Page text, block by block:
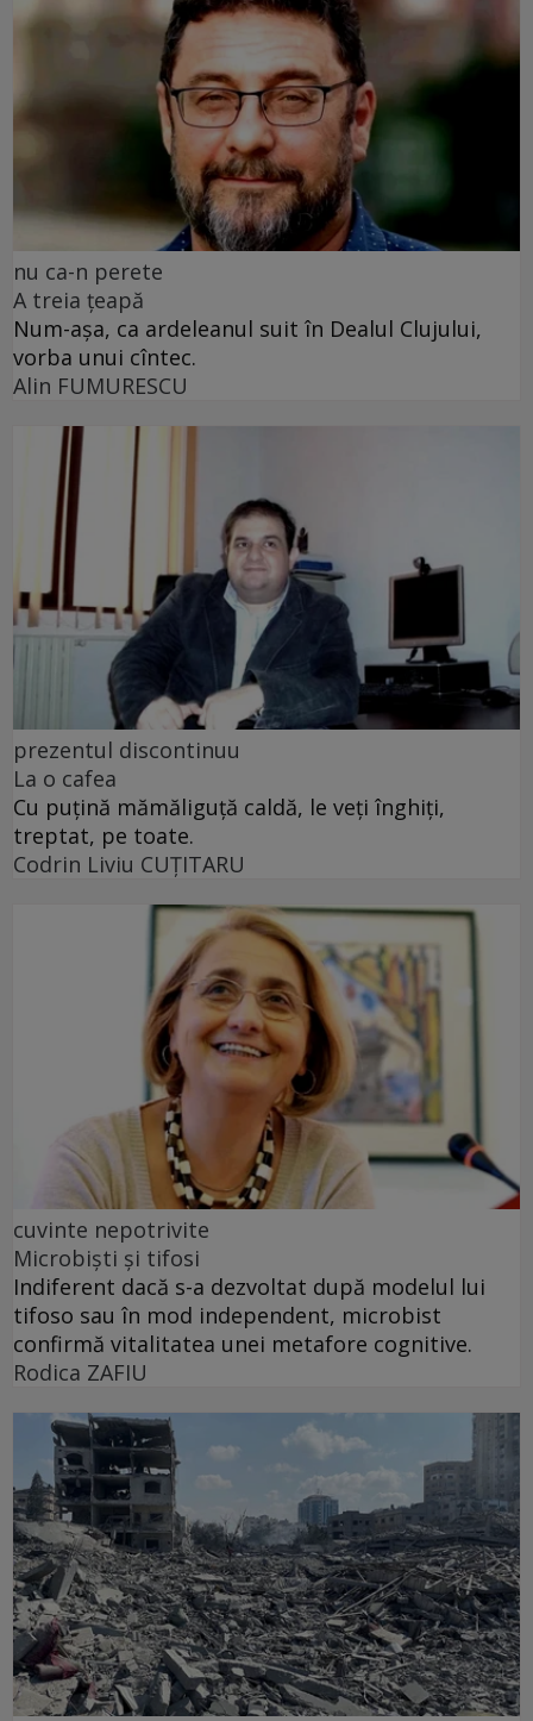
nu ca-n perete
A treia țeapă
Num-așa, ca ardeleanul suit în Dealul Clujului,
vorba unui cîntec.
Alin FUMURESCU
prezentul discontinuu
La o cafea
Cu puţină mămăliguţă caldă, le veţi înghiţi,
treptat, pe toate.
Codrin Liviu CUŢITARU
cuvinte nepotrivite
Microbiști și tifosi
Indiferent dacă s-a dezvoltat după modelul lui
tifoso sau în mod independent, microbist
confirmă vitalitatea unei metafore cognitive.
Rodica ZAFIU